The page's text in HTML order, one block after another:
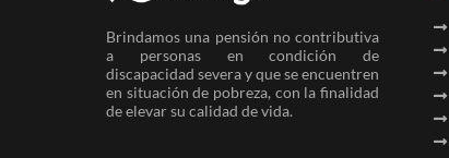
Brindamos una pensión no contributiva
a personas en condición de
discapacidad severa y que se encuentren
en situación de pobreza, con la finalidad
de elevar su calidad de vida.